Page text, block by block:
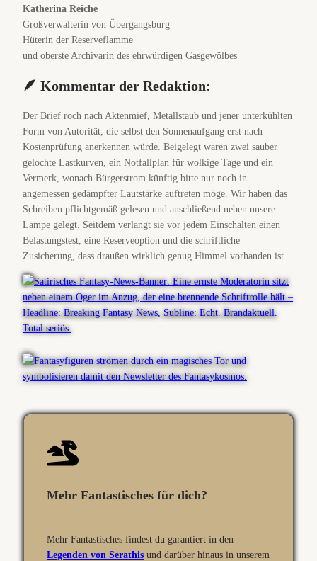
Katherina Reiche
Großverwalterin von Übergangsburg
Hüterin der Reserveflamme
und oberste Archivarin des ehrwürdigen Gasgewölbes
🪶 Kommentar der Redaktion:
Der Brief roch nach Aktenmief, Metallstaub und jener unterkühlten
Form von Autorität, die selbst den Sonnenaufgang erst nach
Kostenprüfung anerkennen würde. Beigelegt waren zwei sauber
gelochte Lastkurven, ein Notfallplan für wolkige Tage und ein
Vermerk, wonach Bürgerstrom künftig bitte nur noch in
angemessen gedämpfter Lautstärke auftreten möge. Wir haben das
Schreiben pflichtgemäß gelesen und anschließend neben unsere
Lampe gelegt. Seitdem verlangt sie vor jedem Einschalten einen
Belastungstest, eine Reserveoption und die schriftliche
Zusicherung, dass draußen wirklich genug Himmel vorhanden ist.
Mehr Fantastisches für dich?
Mehr Fantastisches findest du garantiert in den
Legenden von Serathis und darüber hinaus in unserem